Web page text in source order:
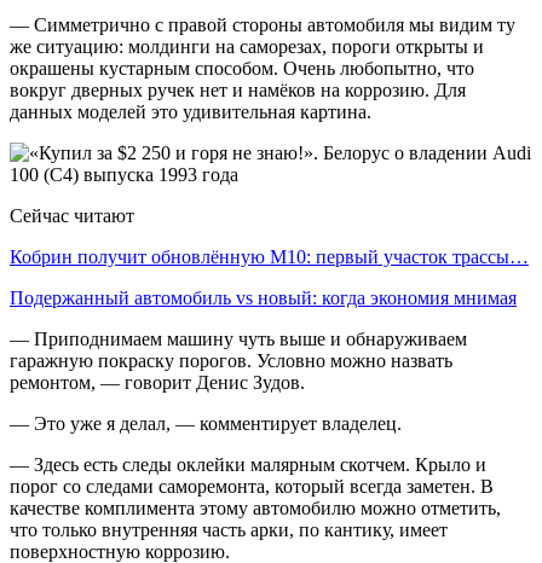
— Симметрично с правой стороны автомобиля мы видим ту
же ситуацию: молдинги на саморезах, пороги открыты и
окрашены кустарным способом. Очень любопытно, что
вокруг дверных ручек нет и намёков на коррозию. Для
данных моделей это удивительная картина.
Сейчас читают
Кобрин получит обновлённую М10: первый участок трассы…
Подержанный автомобиль vs новый: когда экономия мнимая
— Приподнимаем машину чуть выше и обнаруживаем
гаражную покраску порогов. Условно можно назвать
ремонтом, — говорит Денис Зудов.
— Это уже я делал, — комментирует владелец.
— Здесь есть следы оклейки малярным скотчем. Крыло и
порог со следами саморемонта, который всегда заметен. В
качестве комплимента этому автомобилю можно отметить,
что только внутренняя часть арки, по кантику, имеет
поверхностную коррозию.